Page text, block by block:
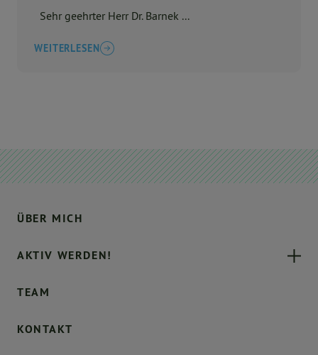
Wasserwirtschaft e. V. (BDEW-Gruppe
Sehr geehrter Herr Dr. Barnek ...
WEITERLESEN
ÜBER MICH
AKTIV WERDEN!
TEAM
KONTAKT